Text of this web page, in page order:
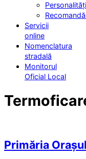
Servicii
online
Nomenclatura
stradală
Monitorul
Oficial Local
Primăria